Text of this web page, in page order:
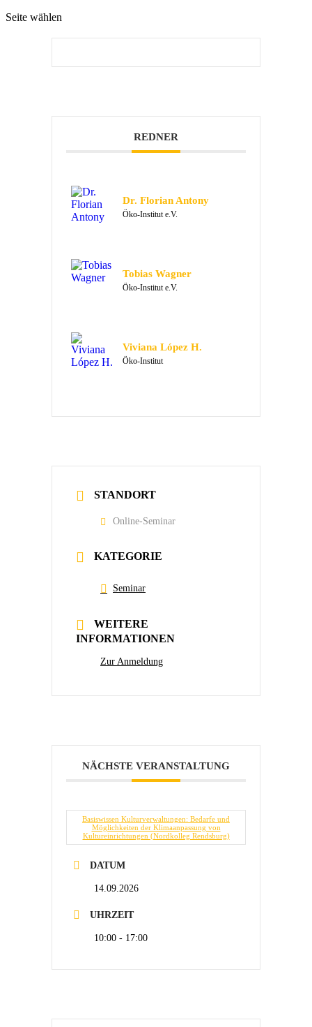
Seite wählen
REDNER
Dr. Florian Antony
Öko-Institut e.V.
Tobias Wagner
Öko-Institut e.V.
Viviana López H.
Öko-Institut
STANDORT
Online-Seminar
KATEGORIE
Seminar
WEITERE
INFORMATIONEN
Zur Anmeldung
NÄCHSTE VERANSTALTUNG
Basiswissen Kulturverwaltungen: Bedarfe und
Möglichkeiten der Klimaanpassung von
Kultureinrichtungen (Nordkolleg Rendsburg)
DATUM
14.09.2026
UHRZEIT
10:00 - 17:00